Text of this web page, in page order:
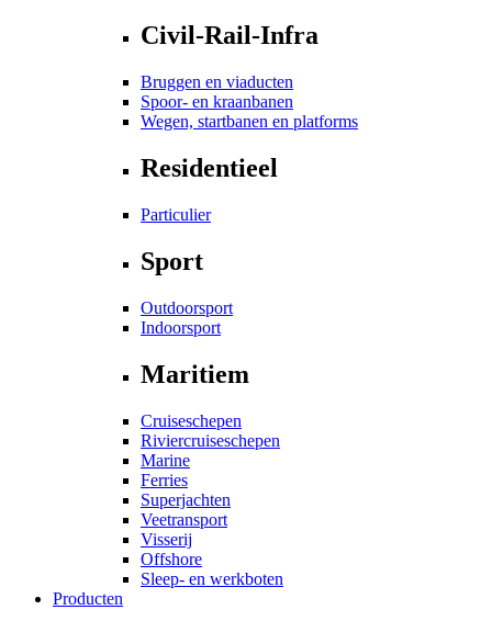
Civil-Rail-Infra
Bruggen en viaducten
Spoor- en kraanbanen
Wegen, startbanen en platforms
Residentieel
Particulier
Sport
Outdoorsport
Indoorsport
Maritiem
Cruiseschepen
Riviercruiseschepen
Marine
Ferries
Superjachten
Veetransport
Visserij
Offshore
Sleep- en werkboten
Producten